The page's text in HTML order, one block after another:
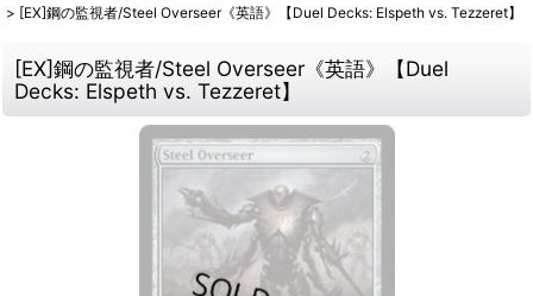
> [EX]鋼の監視者/Steel Overseer《英語》【Duel Decks: Elspeth vs. Tezzeret】
[EX]鋼の監視者/Steel Overseer《英語》【Duel
Decks: Elspeth vs. Tezzeret】